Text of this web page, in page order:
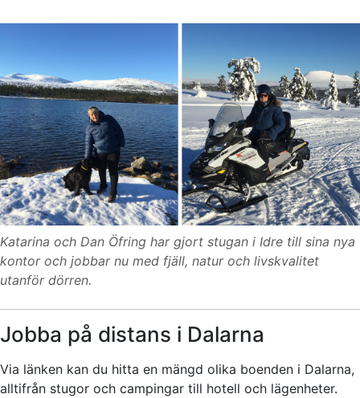
Katarina och Dan Öfring har gjort stugan i Idre till sina nya
kontor och jobbar nu med fjäll, natur och livskvalitet
utanför dörren.
Jobba på distans i Dalarna
Via länken kan du hitta en mängd olika boenden i Dalarna,
alltifrån stugor och campingar till hotell och lägenheter.